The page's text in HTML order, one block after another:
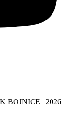
BOJNICE | 2026 |